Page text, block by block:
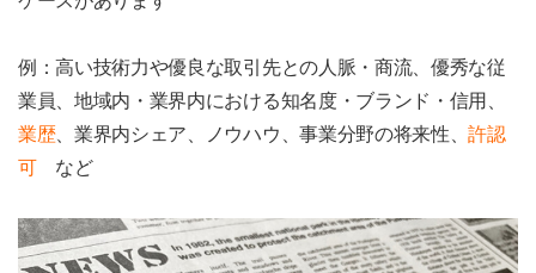
例：高い技術力や優良な取引先との人脈・商流、優秀な従
業員、地域内・業界内における知名度・ブランド・信用、
業歴、業界内シェア、ノウハウ、事業分野の将来性、許認
可など